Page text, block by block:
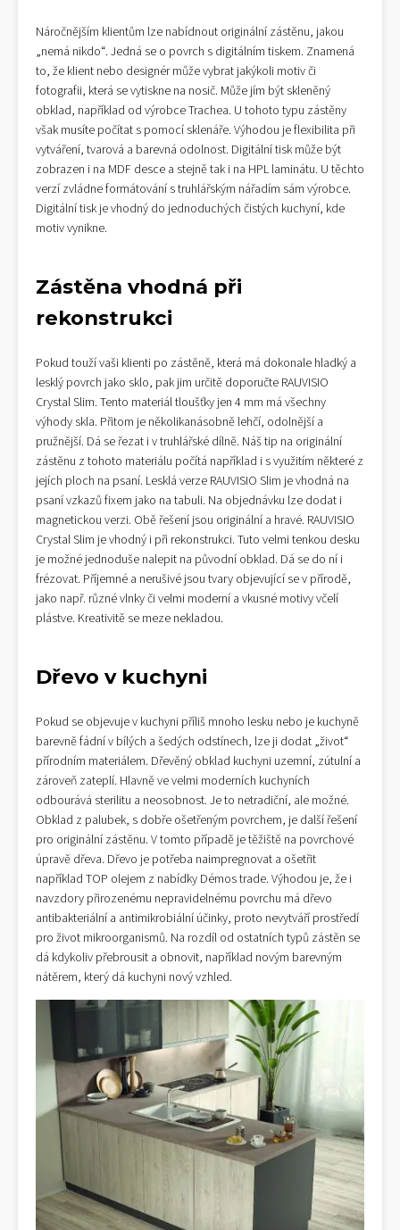
Náročnějším klientům lze nabídnout originální zástěnu, jakou
„nemá nikdo“. Jedná se o povrch s digitálním tiskem. Znamená
to, že klient nebo designér může vybrat jakýkoli motiv či
fotografii, která se vytiskne na nosič. Může jím být skleněný
obklad, například od výrobce Trachea. U tohoto typu zástěny
však musíte počítat s pomocí sklenáře. Výhodou je flexibilita při
vytváření, tvarová a barevná odolnost. Digitální tisk může být
zobrazen i na MDF desce a stejně tak i na HPL laminátu. U těchto
verzí zvládne formátování s truhlářským nářadím sám výrobce.
Digitální tisk je vhodný do jednoduchých čistých kuchyní, kde
motiv vynikne.
Zástěna vhodná při
rekonstrukci
Pokud touží vaši klienti po zástěně, která má dokonale hladký a
lesklý povrch jako sklo, pak jim určitě doporučte RAUVISIO
Crystal Slim. Tento materiál tloušťky jen 4 mm má všechny
výhody skla. Přitom je několikanásobně lehčí, odolnější a
pružnější. Dá se řezat i v truhlářské dílně. Náš tip na originální
zástěnu z tohoto materiálu počítá například i s využitím některé z
jejích ploch na psaní. Lesklá verze RAUVISIO Slim je vhodná na
psaní vzkazů fixem jako na tabuli. Na objednávku lze dodat i
magnetickou verzi. Obě řešení jsou originální a hravé. RAUVISIO
Crystal Slim je vhodný i při rekonstrukci. Tuto velmi tenkou desku
je možné jednoduše nalepit na původní obklad. Dá se do ní i
frézovat. Příjemné a nerušivé jsou tvary objevující se v přírodě,
jako např. různé vlnky či velmi moderní a vkusné motivy včelí
plástve. Kreativitě se meze nekladou.
Dřevo v kuchyni
Pokud se objevuje v kuchyni příliš mnoho lesku nebo je kuchyně
barevně fádní v bílých a šedých odstínech, lze ji dodat „život“
přírodním materiálem. Dřevěný obklad kuchyni uzemní, zútulní a
zároveň zateplí. Hlavně ve velmi moderních kuchyních
odbourává sterilitu a neosobnost. Je to netradiční, ale možné.
Obklad z palubek, s dobře ošetřeným povrchem, je další řešení
pro originální zástěnu. V tomto případě je těžiště na povrchové
úpravě dřeva. Dřevo je potřeba naimpregnovat a ošetřit
například TOP olejem z nabídky Démos trade. Výhodou je, že i
navzdory přirozenému nepravidelnému povrchu má dřevo
antibakteriální a antimikrobiální účinky, proto nevytváří prostředí
pro život mikroorganismů. Na rozdíl od ostatních typů zástěn se
dá kdykoliv přebrousit a obnovit, například novým barevným
nátěrem, který dá kuchyni nový vzhled.